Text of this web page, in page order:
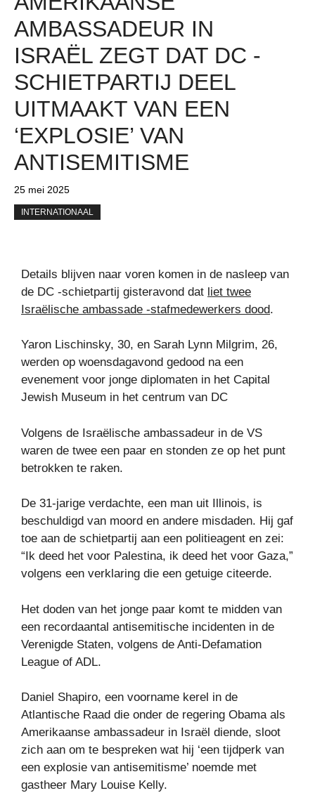
AMBASSADEUR IN
ISRAËL ZEGT DAT DC -
SCHIETPARTIJ DEEL
UITMAAKT VAN EEN
‘EXPLOSIE’ VAN
ANTISEMITISME
25 mei 2025
INTERNATIONAAL
Details blijven naar voren komen in de nasleep van
de DC -schietpartij gisteravond dat liet twee
Israëlische ambassade -stafmedewerkers dood.
Yaron Lischinsky, 30, en Sarah Lynn Milgrim, 26,
werden op woensdagavond gedood na een
evenement voor jonge diplomaten in het Capital
Jewish Museum in het centrum van DC
Volgens de Israëlische ambassadeur in de VS
waren de twee een paar en stonden ze op het punt
betrokken te raken.
De 31-jarige verdachte, een man uit Illinois, is
beschuldigd van moord en andere misdaden. Hij gaf
toe aan de schietpartij aan een politieagent en zei:
“Ik deed het voor Palestina, ik deed het voor Gaza,”
volgens een verklaring die een getuige citeerde.
Het doden van het jonge paar komt te midden van
een recordaantal antisemitische incidenten in de
Verenigde Staten, volgens de Anti-Defamation
League of ADL.
Daniel Shapiro, een voorname kerel in de
Atlantische Raad die onder de regering Obama als
Amerikaanse ambassadeur in Israël diende, sloot
zich aan om te bespreken wat hij ‘een tijdperk van
een explosie van antisemitisme’ noemde met
gastheer Mary Louise Kelly.